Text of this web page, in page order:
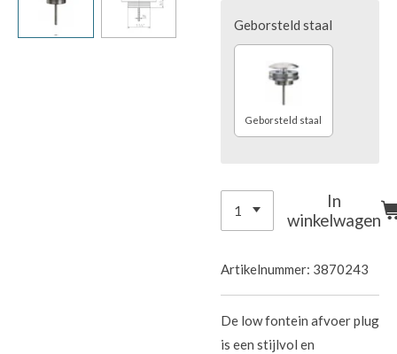
Geborsteld staal
Geborsteld staal
In
winkelwagen
Artikelnummer: 3870243
De low fontein afvoer plug
is een stijlvol en